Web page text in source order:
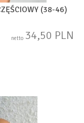
(38-46)
netto 34,50 PLN